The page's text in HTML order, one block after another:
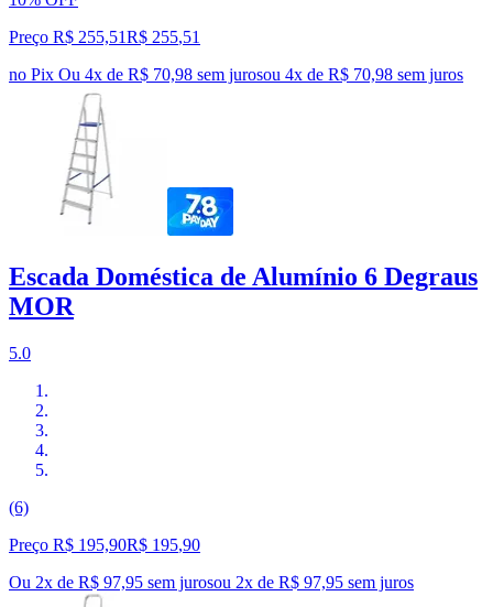
Preço R$ 255,51R$ 255,51
no Pix Ou 4x de R$ 70,98 sem jurosou 4x de R$ 70,98 sem juros
Escada Doméstica de Alumínio 6 Degraus
MOR
5.0
(6)
Preço R$ 195,90R$ 195,90
Ou 2x de R$ 97,95 sem jurosou 2x de R$ 97,95 sem juros